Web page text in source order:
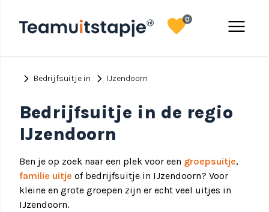
menu
favorite0
chevron_right Bedrijfsuitje in chevron_right IJzendoorn
Bedrijfsuitje in de regio
IJzendoorn
Ben je op zoek naar een plek voor een groepsuitje,
familie uitje of bedrijfsuitje in IJzendoorn? Voor
kleine en grote groepen zijn er echt veel uitjes in
IJzendoorn.